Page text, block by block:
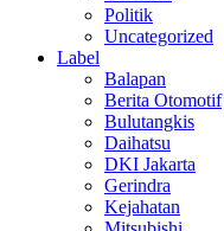
Politik
Uncategorized
Label
Balapan
Berita Otomotif
Bulutangkis
Daihatsu
DKI Jakarta
Gerindra
Kejahatan